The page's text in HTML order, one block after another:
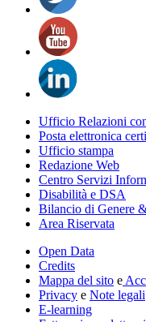
Ufficio Relazioni
Posta elettronica
Ufficio stampa
Redazione Web
Centro Servizi
Disabilità e DSA
Bilancio di Genere
Area Riservata
Open Data
Credits
Mappa del sito e
Privacy e Note legali
E-learning